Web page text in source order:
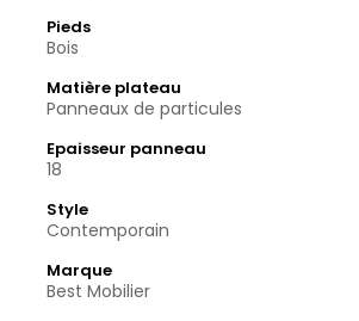
Pieds
Bois
Matière plateau
Panneaux de particules
Epaisseur panneau
18
Style
Contemporain
Marque
Best Mobilier